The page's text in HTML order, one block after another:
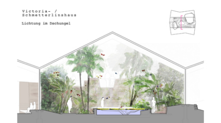
Eintrittspreise
Ticketshop